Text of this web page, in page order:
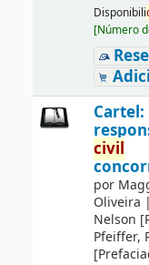
Disponibili
[Número
Cartel:
civil
por
Oliveira |
Nelson
Pfeiffer,